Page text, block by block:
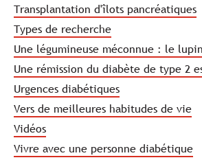
Transplantation d'îlots pancréatiques
Types de recherche
Une légumineuse méconnue : le lupin
Une rémission du diabète de type 2
Urgences diabétiques
Vers de meilleures habitudes de vie
Vidéos
Vivre avec une personne diabétique